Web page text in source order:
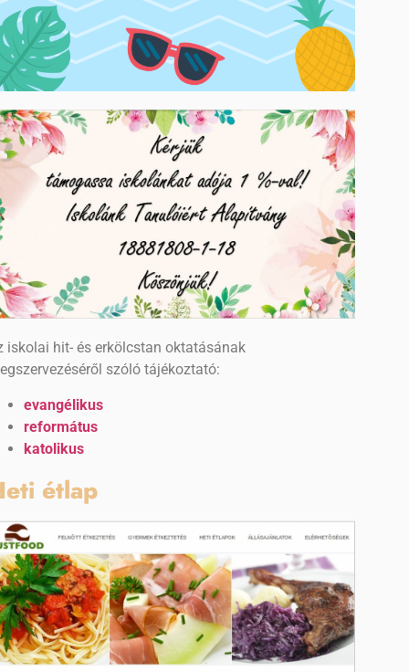
iskolai hit- és erkölcstan oktatásának
szóló tájékoztató:
evangélikus
református
katolikus
étlap